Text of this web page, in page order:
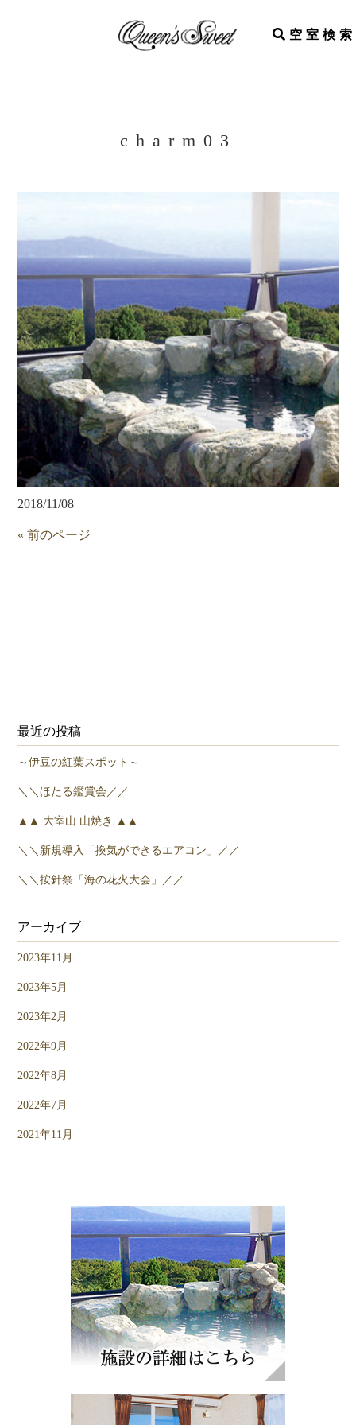
空室検索
charm03
2018/11/08
« 前のページ
最近の投稿
～伊豆の紅葉スポット～
＼＼ほたる鑑賞会／／
▲▲ 大室山 山焼き ▲▲
＼＼新規導入「換気ができるエアコン」／／
＼＼按針祭「海の花火大会」／／
アーカイブ
2023年11月
2023年5月
2023年2月
2022年9月
2022年8月
2022年7月
2021年11月